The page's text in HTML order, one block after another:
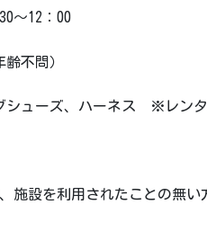
～12：00
不問）
シューズ、ハーネス ※レン
施設を利用されたことの無い